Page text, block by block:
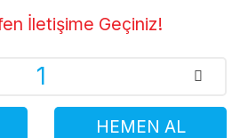
İletişime Geçiniz!
HEMEN AL